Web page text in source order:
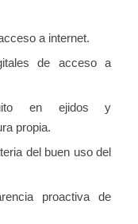
a internet.
de acceso a
en ejidos y
propia.
del buen uso del
proactiva de